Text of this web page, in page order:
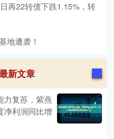
再22转债下跌1.15%，转
地遭袭！
新文章
力复苏，紫燕
净利润同比增